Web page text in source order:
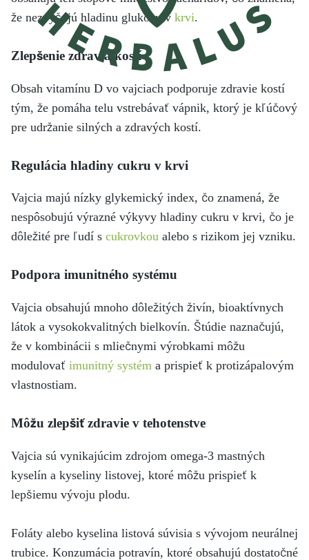
že nezvyšujú hladinu glukózy v krvi.
Zlepšenie zdravia kostí
Obsah vitamínu D vo vajciach podporuje zdravie kostí
tým, že pomáha telu vstrebávať vápnik, ktorý je kľúčový
pre udržanie silných a zdravých kostí.
Regulácia hladiny cukru v krvi
Vajcia majú nízky glykemický index, čo znamená, že
nespôsobujú výrazné výkyvy hladiny cukru v krvi, čo je
dôležité pre ľudí s cukrovkou alebo s rizikom jej vzniku.
Podpora imunitného systému
Vajcia obsahujú mnoho dôležitých živín, bioaktívnych
látok a vysokokvalitných bielkovín. Štúdie naznačujú,
že v kombinácii s mliečnymi výrobkami môžu
modulovať imunitný systém a prispieť k protizápalovým
vlastnostiam.
Môžu zlepšiť zdravie v tehotenstve
Vajcia sú vynikajúcim zdrojom omega-3 mastných
kyselín a kyseliny listovej, ktoré môžu prispieť k
lepšiemu vývoju plodu.
Foláty alebo kyselina listová súvisia s vývojom neurálnej
trubice. Konzumácia potravín, ktoré obsahujú dostatočné